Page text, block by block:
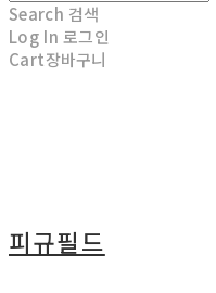
Search 검색
Log In 로그인
Cart장바구니
피규필드